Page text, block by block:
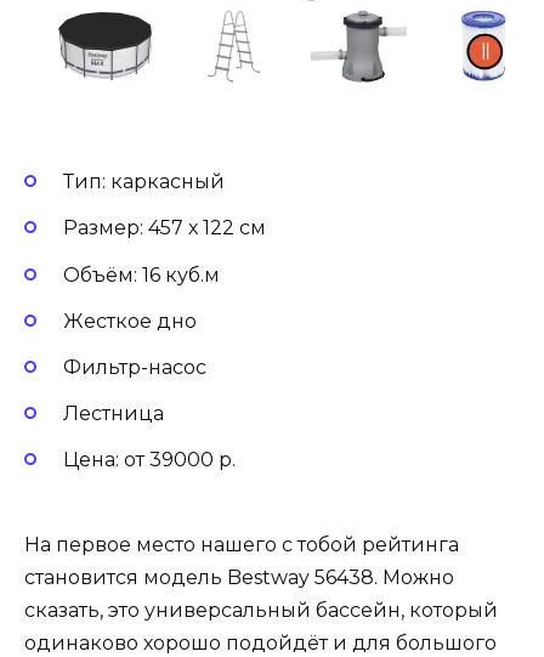
Тип: каркасный
Размер: 457 х 122 см
Объём: 16 куб.м
Жесткое дно
Фильтр-насос
Лестница
Цена: от 39000 р.
На первое место нашего с тобой рейтинга
становится модель Bestway 56438. Можно
сказать, это универсальный бассейн, который
одинаково хорошо подойдёт и для большого